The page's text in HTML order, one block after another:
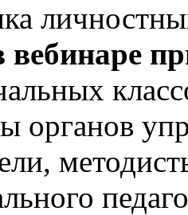
вебинаре
органов